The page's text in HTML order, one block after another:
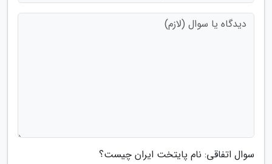
سوال اتفاقی: نام پایتخت ایران چیست؟